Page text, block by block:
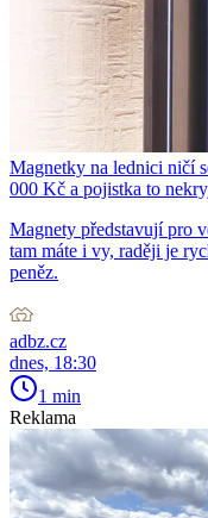
Magnetky na lednici ničí
000 Kč a pojistka to
Magnety představují pro
tam máte i vy, raději je
peněz.
adbz.cz
dnes, 18:30
1 min
Reklama